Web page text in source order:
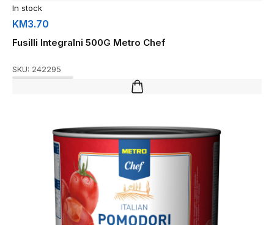
In stock
KM3.70
Fusilli Integralni 500G Metro Chef
SKU: 242295